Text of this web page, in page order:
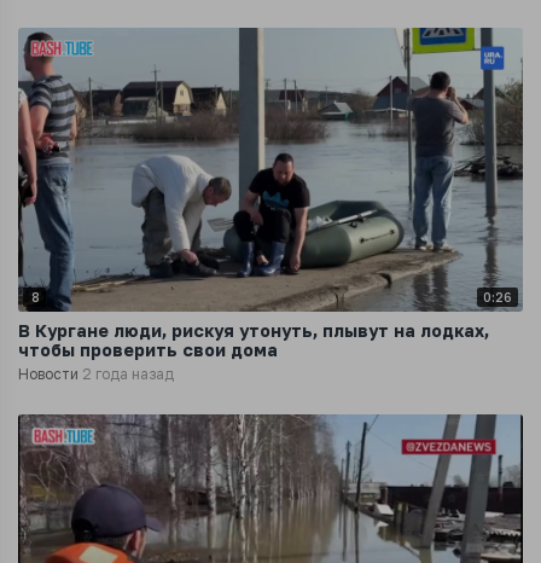
8 0:26
В Кургане люди, рискуя утонуть, плывут на лодках,
чтобы проверить свои дома
Новости 2 года назад